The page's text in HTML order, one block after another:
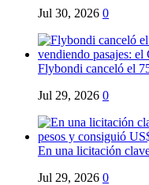
Jul 30, 2026 0
Flybondi canceló el
Jul 29, 2026 0
En una licitación
Jul 29, 2026 0